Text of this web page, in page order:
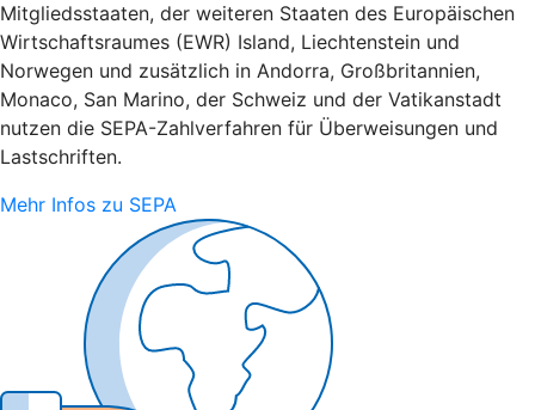
Mitgliedsstaaten, der weiteren Staaten des Europäischen
Wirtschaftsraumes (EWR) Island, Liechtenstein und
Norwegen und zusätzlich in Andorra, Großbritannien,
Monaco, San Marino, der Schweiz und der Vatikanstadt
nutzen die SEPA-Zahlverfahren für Überweisungen und
Lastschriften.
Mehr Infos zu SEPA